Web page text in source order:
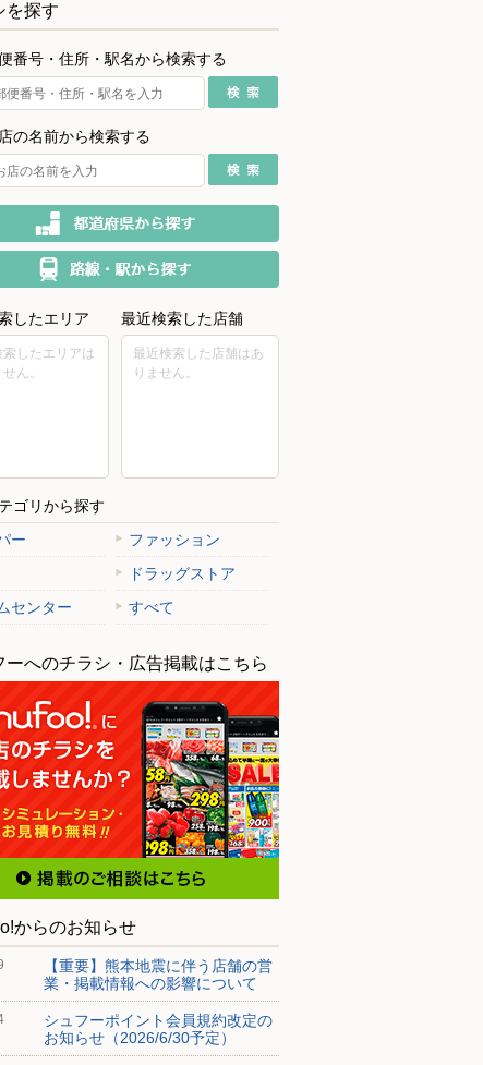
を探す
番号・住所・駅名から検索する
の名前から検索する
したエリア
索したエリアは
ん。
最近検索した店舗
最近検索した店舗はあ
りません。
ゴリから探す
ー
ファッション
ドラッグストア
センター
すべて
ーへのチラシ・広告掲載はこちら
からのお知らせ
【重要】熊本地震に伴う店舗の営
業・掲載情報への影響について
シュフーポイント会員規約改定の
お知らせ（2026/6/30予定）